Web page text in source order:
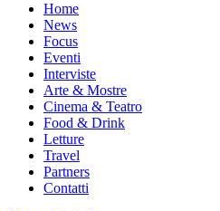
Home
News
Focus
Eventi
Interviste
Arte & Mostre
Cinema & Teatro
Food & Drink
Letture
Travel
Partners
Contatti